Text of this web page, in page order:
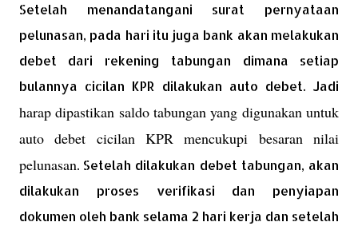
Setelah menandatangani surat pernyataan
pelunasan, pada hari itu juga bank akan melakukan
debet dari rekening tabungan dimana setiap
bulannya cicilan KPR dilakukan auto debet. Jadi
harap dipastikan saldo tabungan yang digunakan untuk
auto debet cicilan KPR mencukupi besaran nilai
pelunasan. Setelah dilakukan debet tabungan, akan
dilakukan proses verifikasi dan penyiapan
dokumen oleh bank selama 2 hari kerja dan setelah